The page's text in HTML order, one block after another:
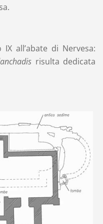
all’abate di Nervesa:
risulta dedicata